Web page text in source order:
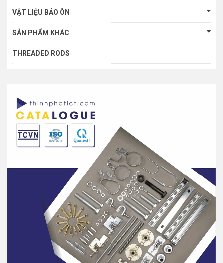
VẬT LIỆU BẢO ÔN
SẢN PHẨM KHÁC
THREADED RODS